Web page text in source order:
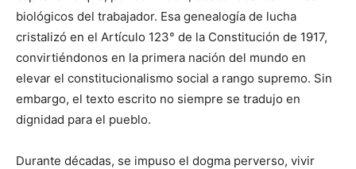
biológicos del trabajador. Esa genealogía de lucha
cristalizó en el Artículo 123° de la Constitución de 1917,
convirtiéndonos en la primera nación del mundo en
elevar el constitucionalismo social a rango supremo. Sin
embargo, el texto escrito no siempre se tradujo en
dignidad para el pueblo.
Durante décadas, se impuso el dogma perverso, vivir